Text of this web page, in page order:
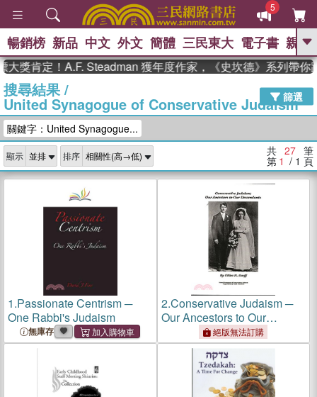
5
GO
高希均教授回憶錄
、 The Odyssey 、 父親節 、 如果歷
史是一群喵 、 暑期推薦 、 國際布克
登輝時代 、 數學女孩：黎曼猜想 、
偉大的迷走神經
暢銷榜 新品 中文 外文 簡體 三民東大 電子書 親子
肯定！A.F. Steadman 獲年度作家，《史坎德》系列帶你踏
搜尋結果/
United Synagogue of Conservative Judaism
篩選
關鍵字：United Synagogue...
顯示 排序 共 27 筆
第 1 / 1 頁
1.Passionate Centrism ─
One Rabbi's Judaism
無庫存
2.Conservative Judaism ─
Our Ancestors to Our
Descendants絕版無法訂購